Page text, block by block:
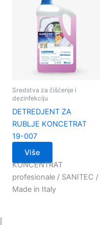
Sredstva za čišćenje i
dezinfekciju
DETREDJENT ZA
RUBLJE KONCETRAT
19-007
Više
KONCENTRAT
profesionale / SANITEC /
Made in Italy